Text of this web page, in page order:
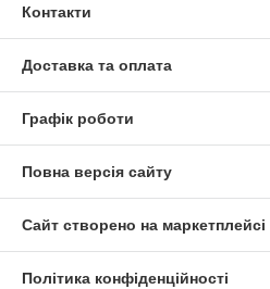
Контакти
Доставка та оплата
Графік роботи
Повна версія сайту
Сайт створено на маркетплейсі
Політика конфіденційності